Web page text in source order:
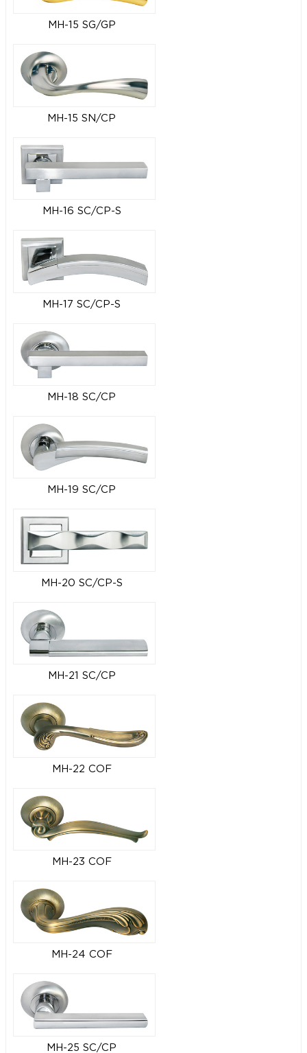
MH-15 SG/GP
MH-15 SN/CP
MH-16 SC/CP-S
MH-17 SC/CP-S
MH-18 SC/CP
MH-19 SC/CP
MH-20 SC/CP-S
MH-21 SC/CP
MH-22 COF
MH-23 COF
MH-24 COF
MH-25 SC/CP